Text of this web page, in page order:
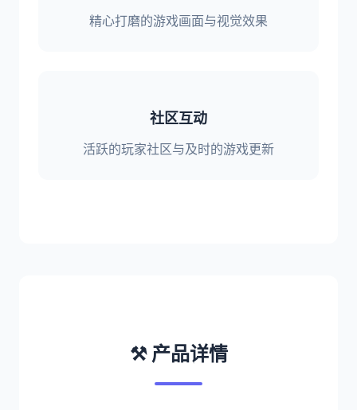
精心打磨的游戏画面与视觉效果
社区互动
活跃的玩家社区与及时的游戏更新
⚒️ 产品详情